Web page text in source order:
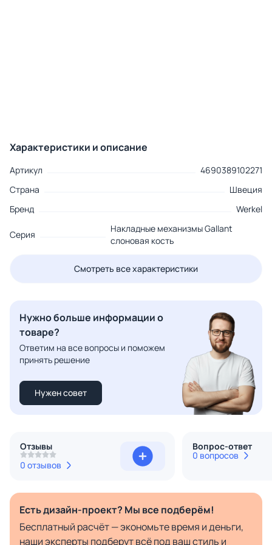
Характеристики и описание
Артикул
4690389102271
Страна
Швеция
Бренд
Werkel
Серия
Накладные механизмы Gallant
слоновая кость
Смотреть все характеристики
Нужно больше информации о
товаре?
Ответим на все вопросы и поможем
принять решение
Нужен совет
Отзывы
0 отзывов
Вопрос-ответ
0 вопросов
Есть дизайн-проект? Мы все подберём!
Бесплатный расчёт — экономьте время и деньги,
наши эксперты подберут всё под ваш стиль и